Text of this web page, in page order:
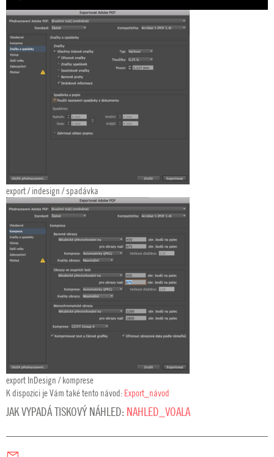
export / indesign / spadávka
export InDesign / komprese
K dispozici je Vám také tento návod: Export_návod
JAK VYPADÁ TISKOVÝ NÁHLED: NAHLED_VOALA